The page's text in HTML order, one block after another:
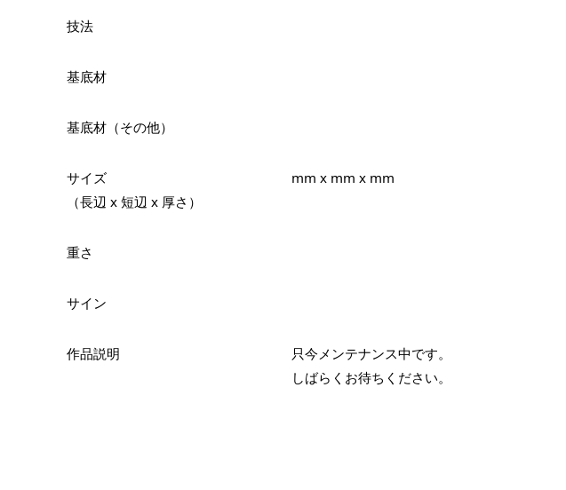
技法
基底材
基底材（その他）
サイズ
（長辺 x 短辺 x 厚さ）
mm x mm x mm
重さ
サイン
作品説明
只今メンテナンス中です。
しばらくお待ちください。